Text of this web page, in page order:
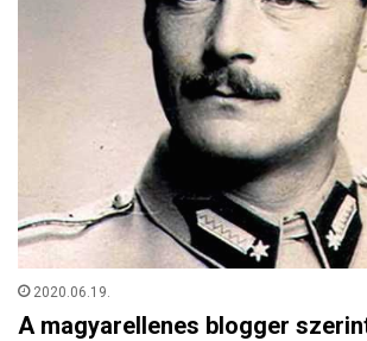
2020.06.19.
A magyarellenes blogger